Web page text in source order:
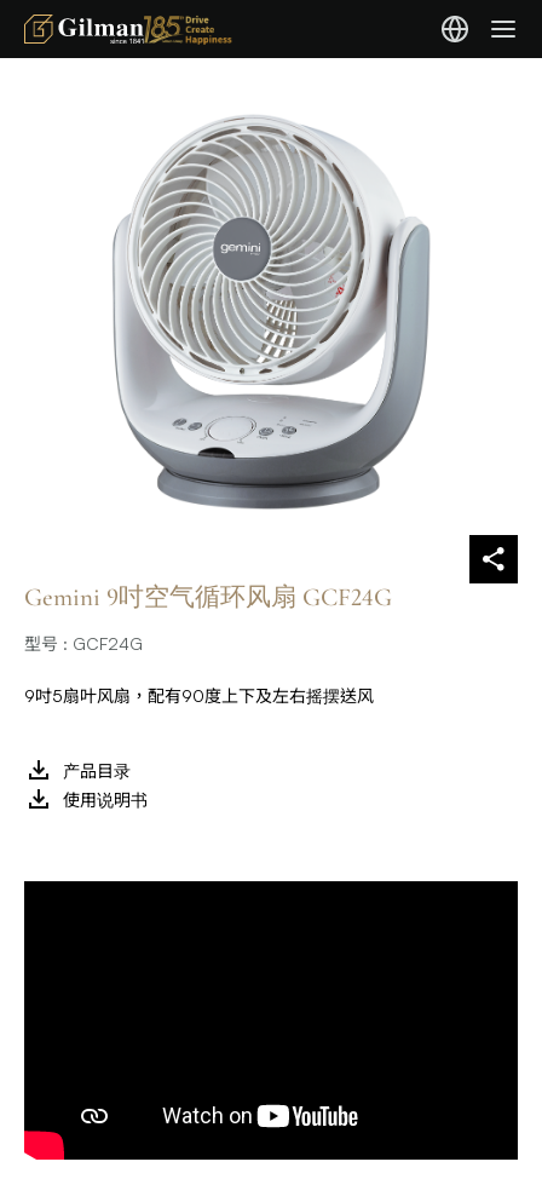
Gemini 9吋空气循环风扇 GCF24G
型号 : GCF24G
9吋5扇叶风扇，配有90度上下及左右摇摆送风
产品目录
使用说明书